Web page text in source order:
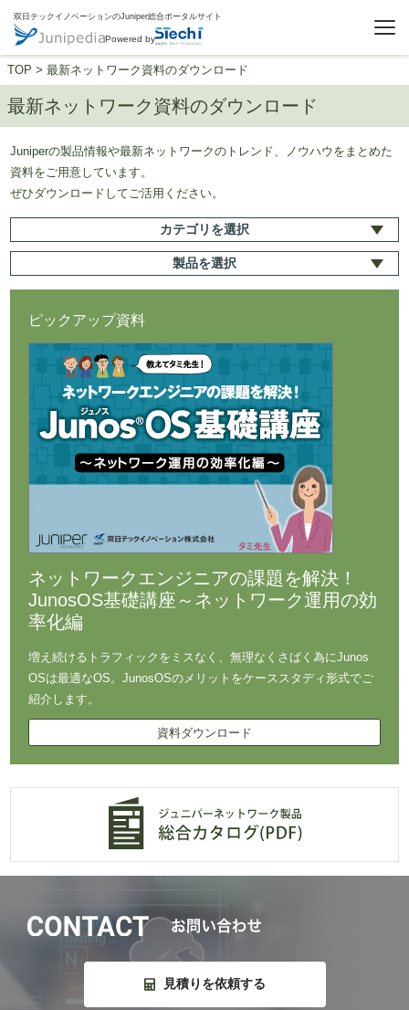
双日テックイノベーションのJuniper総合ポータルサイト
Powered by
TOP > 最新ネットワーク資料のダウンロード
最新ネットワーク資料のダウンロード
Juniperの製品情報や最新ネットワークのトレンド、ノウハウをまとめた
資料をご用意しています。
ぜひダウンロードしてご活用ください。
カテゴリ を選択
製品を選択
ピックアップ資料
ネットワークエンジニアの課題を解決！
JunosOS基礎講座～ネットワーク運用の効
率化編
増え続けるトラフィックをミスなく、無理なくさばく為にJunos
OSは最適なOS。JunosOSのメリットをケーススタディ形式でご
紹介します。
資料ダウンロード
見積りを依頼する